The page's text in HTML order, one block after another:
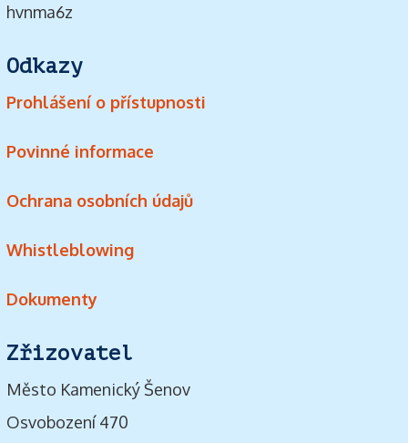
hvnma6z
Odkazy
Prohlášení o přístupnosti
Povinné informace
Ochrana osobních údajů
Whistleblowing
Dokumenty
Zřizovatel
Město Kamenický Šenov
Osvobození 470